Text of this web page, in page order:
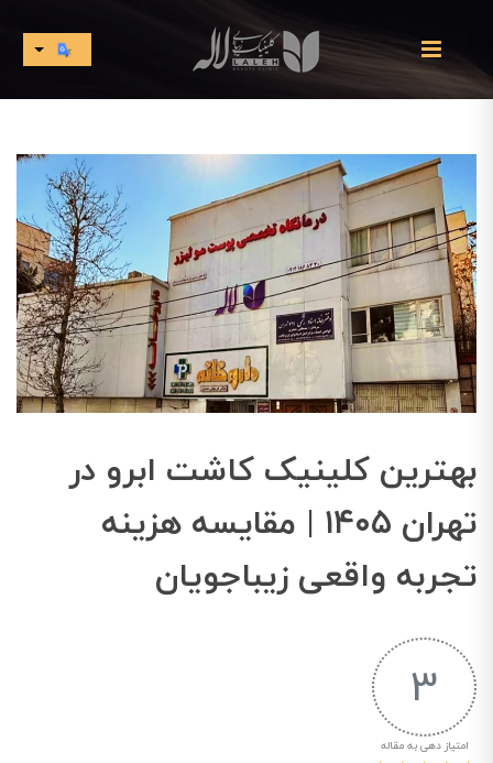
بهترین کلینیک کاشت ابرو در
تهران ۱۴۰۵ | مقایسه هزینه
تجربه واقعی زیباجویان
3
امتیاز دهی به مقاله